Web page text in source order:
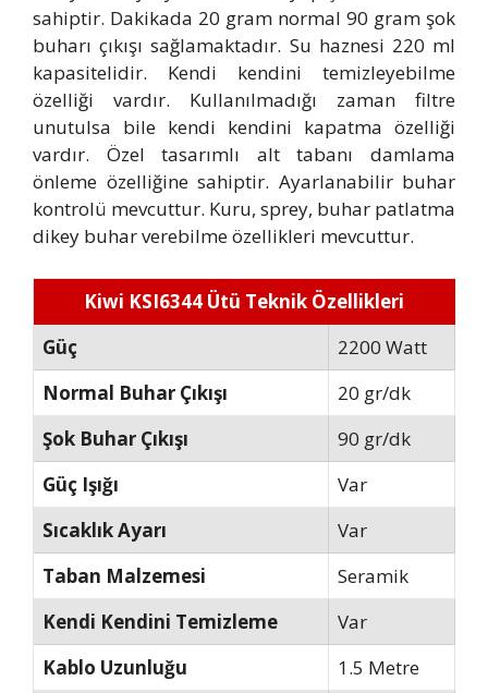
sahiptir. Dakikada 20 gram normal 90 gram şok
buharı çıkışı sağlamaktadır. Su haznesi 220 ml
kapasitelidir. Kendi kendini temizleyebilme
özelliği vardır. Kullanılmadığı zaman filtre
unutulsa bile kendi kendini kapatma özelliği
vardır. Özel tasarımlı alt tabanı damlama
önleme özelliğine sahiptir. Ayarlanabilir buhar
kontrolü mevcuttur. Kuru, sprey, buhar patlatma
dikey buhar verebilme özellikleri mevcuttur.
Kiwi KSI6344 Ütü Teknik Özellikleri
Güç
2200 Watt
Normal Buhar Çıkışı
20 gr/dk
Şok Buhar Çıkışı
90 gr/dk
Güç Işığı
Var
Sıcaklık Ayarı
Var
Taban Malzemesi
Seramik
Kendi Kendini Temizleme
Var
Kablo Uzunluğu
1.5 Metre